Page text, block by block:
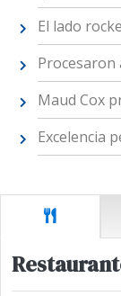
El lado
Procesaron
Maud Cox
Excelencia